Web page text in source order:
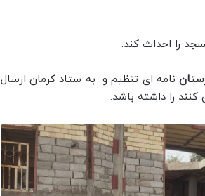
را احداث کند.
نامه ای تنظیم و به ستاد کرمان ارسال
را داشته باشد.